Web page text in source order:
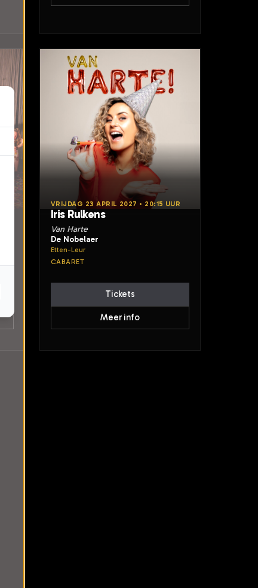
VRIJDAG 23 APRIL 2027 • 20:15 UUR
Iris Rulkens
Van Harte
De Nobelaer
Etten-Leur
CABARET
Tickets
Meer info